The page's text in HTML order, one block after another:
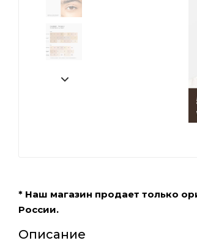
* Наш магазин продает только
России.
Описание